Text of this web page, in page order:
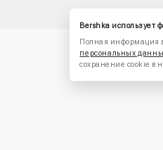
Bershka использует
Полная информация
персональных
сохранение cookie в